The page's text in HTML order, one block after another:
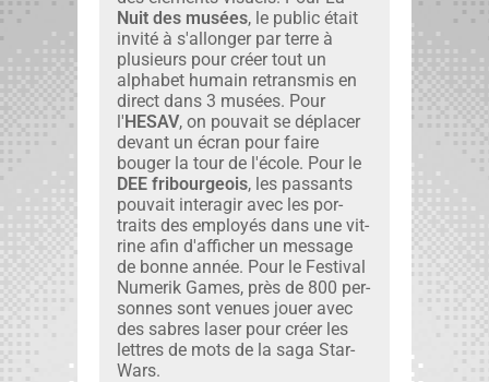
Nuit des musées, le pub­lic était
invité à s'allonger par terre à
plusieurs pour créer tout un
alpha­bet humain retrans­mis en
direct dans 3 musées. Pour
l'HESAV, on pou­vait se déplac­er
devant un écran pour faire
bouger la tour de l'école. Pour le
DEE fri­bour­geois, les pas­sants
pou­vait inter­a­gir avec les por­
traits des employés dans une vit­
rine afin d'afficher un mes­sage
de bonne année. Pour le Fes­ti­val
Numerik Games, près de 800 per­
son­nes sont venues jouer avec
des sabres laser pour créer les
let­tres de mots de la saga Star­
Wars.